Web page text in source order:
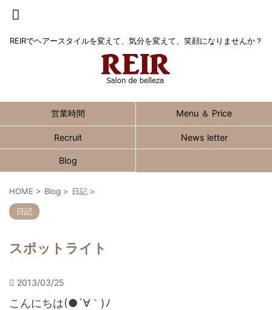
REIRでヘアースタイルを変えて、気分を変えて、笑顔になりませんか？
営業時間 Menu ＆ Price
Recruit News letter
Blog
HOME > Blog > 日記 >
日記
スポットライト
2013/03/25
こんにちは(●´∀｀)ﾉ